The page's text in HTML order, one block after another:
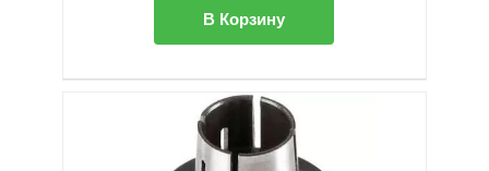
В Корзину